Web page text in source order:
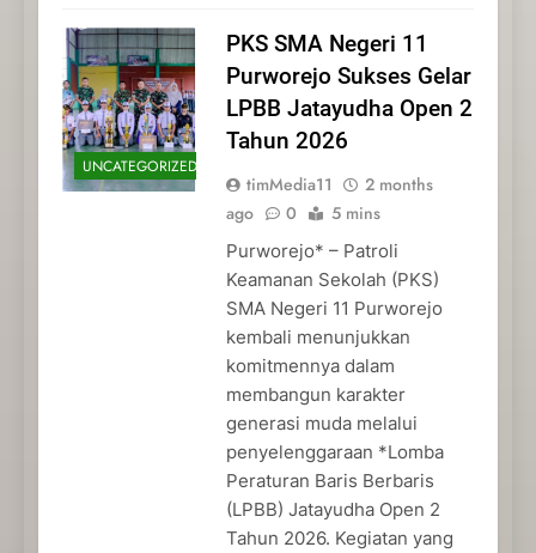
UNCATEGORIZED
PKS SMA Negeri 11
Purworejo Sukses Gelar
LPBB Jatayudha Open 2
Tahun 2026
timMedia11
2 months
ago
0 5 mins
Purworejo* – Patroli
Keamanan Sekolah (PKS)
SMA Negeri 11 Purworejo
kembali menunjukkan
komitmennya dalam
membangun karakter
generasi muda melalui
penyelenggaraan *Lomba
Peraturan Baris Berbaris
(LPBB) Jatayudha Open 2
Tahun 2026. Kegiatan yang